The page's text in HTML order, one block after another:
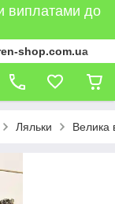
виплатами до
shop.com.ua
Ляльки Велика